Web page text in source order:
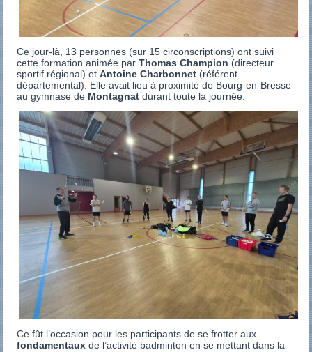
Ce jour-là, 13 personnes (sur 15 circonscriptions) ont suivi
cette formation animée parThomas Champion (directeur
sportif régional) etAntoine Charbonnet (référent
départemental). Elle avait lieu à proximité de Bourg-en-Bresse
au gymnase de Montagnat durant toute la journée.
Ce fût l’occasion pour les participants de se frotter aux
fondamentaux de l’activité badminton en se mettant dans la